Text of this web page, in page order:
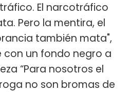
El narcotráfico
Pero la mentira, el
también mata",
un fondo negro a
“Para nosotros el
no son bromas de